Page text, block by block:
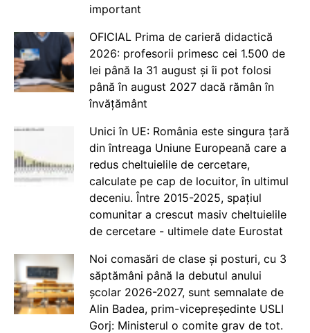
important
OFICIAL Prima de carieră didactică
2026: profesorii primesc cei 1.500 de
lei până la 31 august și îi pot folosi
până în august 2027 dacă rămân în
învățământ
Unici în UE: România este singura țară
din întreaga Uniune Europeană care a
redus cheltuielile de cercetare,
calculate pe cap de locuitor, în ultimul
deceniu. Între 2015-2025, spațiul
comunitar a crescut masiv cheltuielile
de cercetare - ultimele date Eurostat
Noi comasări de clase și posturi, cu 3
săptămâni până la debutul anului
școlar 2026-2027, sunt semnalate de
Alin Badea, prim-vicepreședinte USLI
Gorj: Ministerul o comite grav de tot.